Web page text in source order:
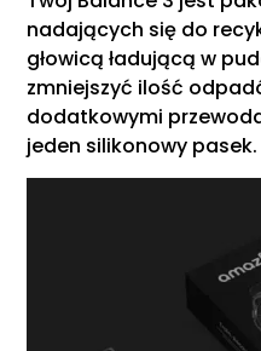
nadających się do
głowicą ładującą w
zmniejszyć ilość
dodatkowymi
jeden silikonowy pasek.